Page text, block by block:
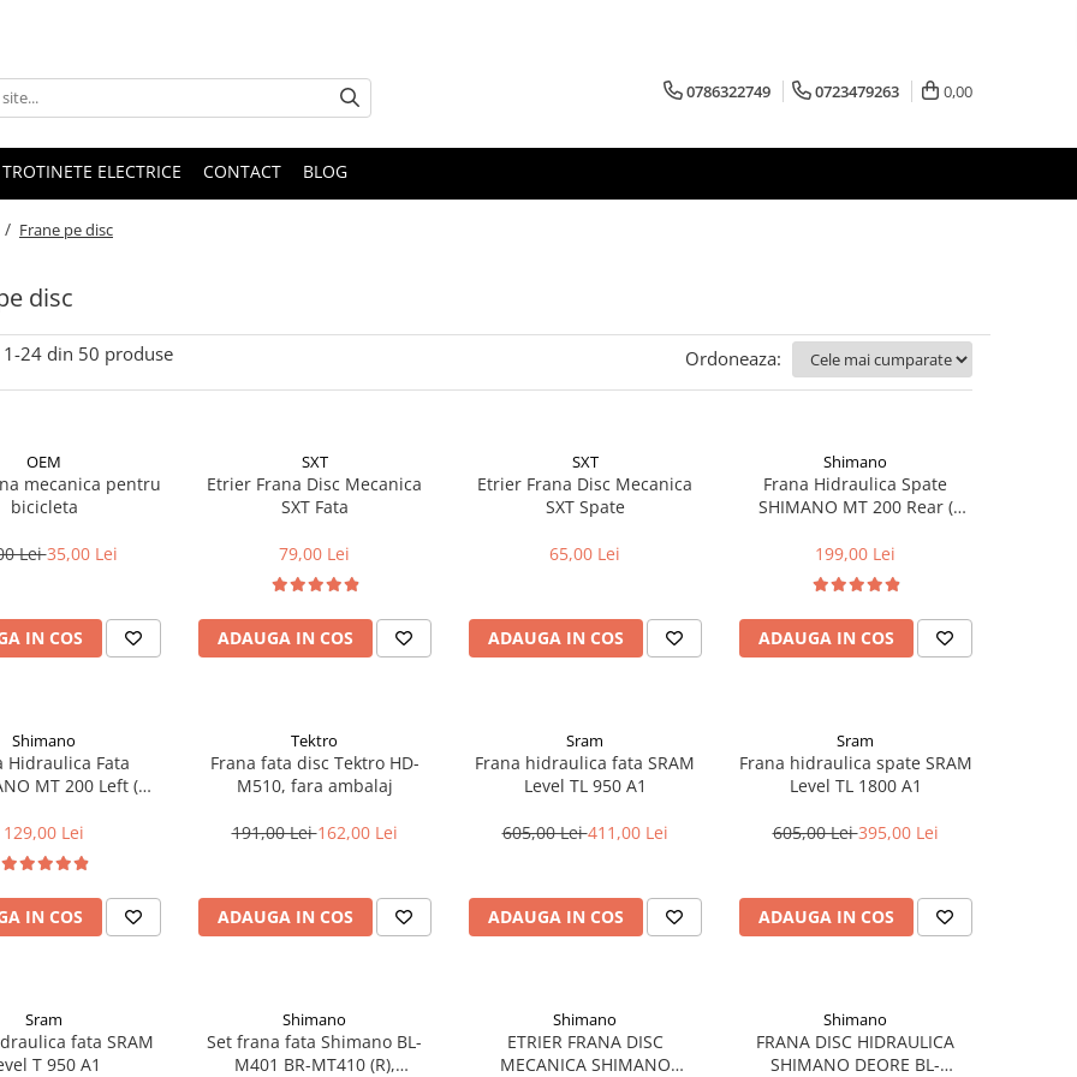
0786322749 0723479263 0,00
ELECTRICE CONTACT BLOG
/ Frane pe disc
disc
1-24 din 50 produse Ordoneaza:
OEM
mecanica pentru
bicicleta
Lei35,00 Lei
IN COS
SXT
Etrier Frana Disc Mecanica
SXT Fata
79,00 Lei
ADAUGA IN COS
SXT
Etrier Frana Disc Mecanica
SXT Spate
65,00 Lei
ADAUGA IN COS
Shimano
Frana Hidraulica Spate
SHIMANO MT 200 Rear (
199,00 Lei
ADAUGA IN COS
Shimano
Hidraulica Fata
MT 200 Left (
129,00 Lei
IN COS
Tektro
Frana fata disc Tektro HD-
M510, fara ambalaj
191,00 Lei162,00 Lei
ADAUGA IN COS
Sram
Frana hidraulica fata SRAM
Level TL 950 A1
605,00 Lei411,00 Lei
ADAUGA IN COS
Sram
Frana hidraulica spate SRAM
Level TL 1800 A1
605,00 Lei395,00 Lei
ADAUGA IN COS
Sram
fata SRAM
T 950 A1
Shimano
Set frana fata Shimano BL-
M401 BR-MT410 (R),
Shimano
ETRIER FRANA DISC
MECANICA SHIMANO
Shimano
FRANA DISC HIDRAULICA
SHIMANO DEORE BL-